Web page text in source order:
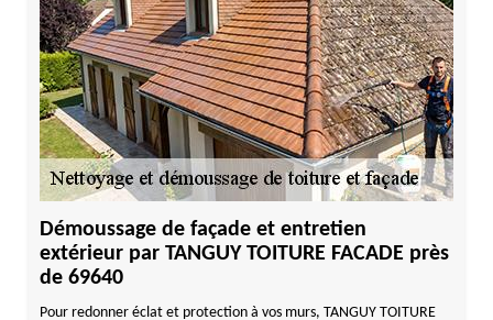
Démoussage de façade et entretien
extérieur par TANGUY TOITURE FACADE près
de 69640
Pour redonner éclat et protection à vos murs, TANGUY TOITURE